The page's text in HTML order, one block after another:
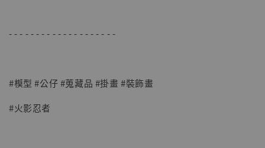
- - - - - - - - - - - - - - - - - - - -
#模型 #公仔 #蒐藏品 #掛畫 #裝飾畫
#火影忍者